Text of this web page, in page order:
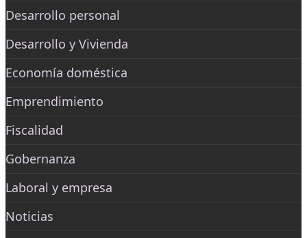
Desarrollo personal
Desarrollo y Vivienda
Economía doméstica
Emprendimiento
Fiscalidad
Gobernanza
Laboral y empresa
Noticias